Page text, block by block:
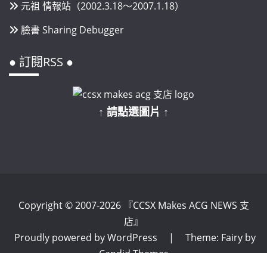
元祖 情報站（2002.3.18～2007.1.18）
臉書 Sharing Debugger
● 訂閱RSS ●
↑ 請點選圖片 ↑
Copyright © 2007-2026 『CCSX Makes ACG NEWS 支
店』
Proudly powered by WordPress
|
Theme: Fairy by